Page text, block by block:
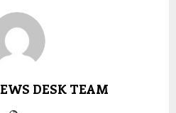
DESK TEAM